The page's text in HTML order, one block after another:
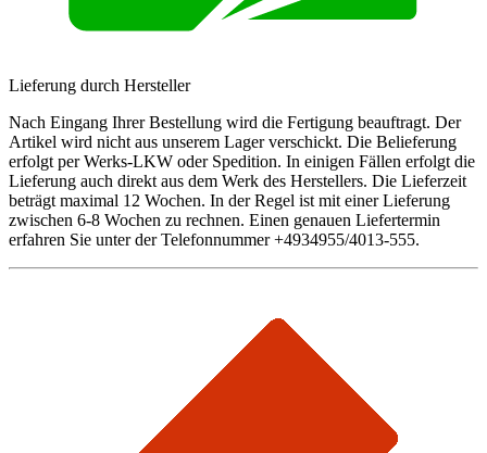
Lieferung durch Hersteller
Nach Eingang Ihrer Bestellung wird die Fertigung beauftragt. Der
Artikel wird nicht aus unserem Lager verschickt. Die Belieferung
erfolgt per Werks-LKW oder Spedition. In einigen Fällen erfolgt die
Lieferung auch direkt aus dem Werk des Herstellers. Die Lieferzeit
beträgt maximal 12 Wochen. In der Regel ist mit einer Lieferung
zwischen 6-8 Wochen zu rechnen. Einen genauen Liefertermin
erfahren Sie unter der Telefonnummer +4934955/4013-555.